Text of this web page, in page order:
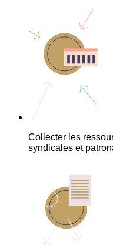
Collecter les
syndicales et